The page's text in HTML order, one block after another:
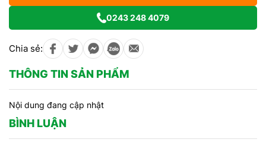
0243 248 4079
Chia sẻ:
THÔNG TIN SẢN PHẨM
Nội dung đang cập nhật
BÌNH LUẬN